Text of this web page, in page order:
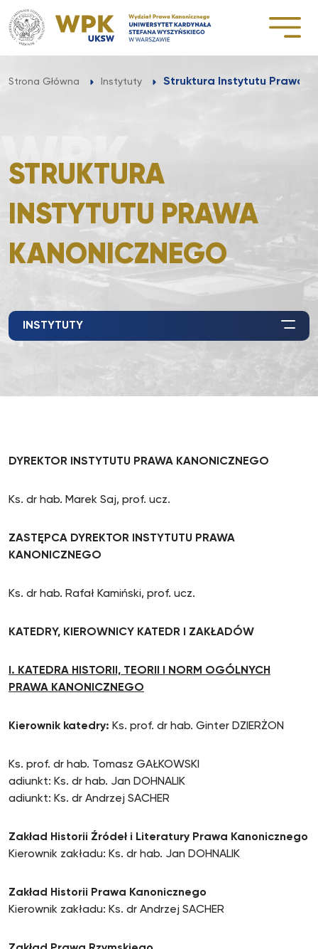
Przejdź
do
treści
Strona Główna Instytuty Struktura Instytutu Prawa
STRUKTURA
INSTYTUTU PRAWA
KANONICZNEGO
INSTYTUTY
DYREKTOR INSTYTUTU PRAWA KANONICZNEGO
Ks. dr hab. Marek Saj, prof. ucz.
ZASTĘPCA DYREKTOR INSTYTUTU PRAWA
KANONICZNEGO
Ks. dr hab. Rafał Kamiński, prof. ucz.
KATEDRY, KIEROWNICY KATEDR I ZAKŁADÓW
I. KATEDRA HISTORII, TEORII I NORM OGÓLNYCH
PRAWA KANONICZNEGO
Kierownik katedry: Ks. prof. dr hab. Ginter DZIERŻON
Ks. prof. dr hab. Tomasz GAŁKOWSKI
adiunkt: Ks. dr hab. Jan DOHNALIK
adiunkt: Ks. dr Andrzej SACHER
Zakład Historii Źródeł i Literatury Prawa Kanonicznego
Kierownik zakładu: Ks. dr hab. Jan DOHNALIK
Zakład Historii Prawa Kanonicznego
Kierownik zakładu: Ks. dr Andrzej SACHER